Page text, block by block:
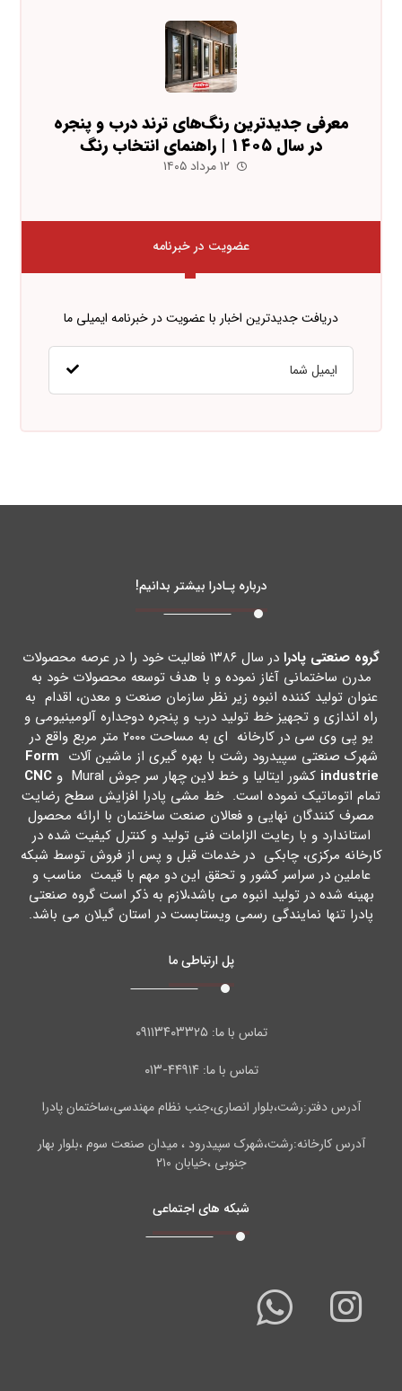
معرفی جدیدترین رنگ‌های ترند درب و پنجره
در سال ۱۴۰۵ | راهنمای انتخاب رنگ
۱۲ مرداد ۱۴۰۵
عضویت در خبرنامه
دریافت جدیدترین اخبار با عضویت در خبرنامه ایمیلی ما
درباره پـادرا بیشتر بدانیم!
گروه صنعتی پادرا
در سال ۱۳۸۶ فعالیت خود را در عرصه محصولات
مدرن ساختمانی آغاز نموده و با هدف توسعه محصولات خود به
عنوان تولید کننده انبوه زیر نظر سازمان صنعت و معدن، اقدام به
راه اندازي و تجهیز خط تولید درب و پنجره دوجداره آلومینیومی و
یو پی وي سی در کارخانه اي به مساحت ۲۰۰۰ متر مربع واقع در
شهرك صنعتی سپیدرود رشت با بهره گیري از ماشین آلات Form
industrie کشور ایتالیا و خط لاین چهار سر جوش Mural و
CNC
تمام اتوماتیک نموده است. خط مشی پادرا افزایش سطح رضایت
مصرف کنندگان نهایی و فعالان صنعت ساختمان با ارائه محصول
استاندارد و با رعایت الزامات فنی تولید و کنترل کیفیت شده در
کارخانه مرکزي، چابکی در خدمات قبل و پس از فروش توسط شبکه
عاملین در سراسر کشور و تحقق این دو مهم با قیمت مناسب و
بهینه شده در تولید انبوه می باشد،لازم به ذکر است گروه صنعتی
پادرا تنها نمایندگی رسمی ویستابست در استان گیلان می باشد.
پل ارتباطی ما
تماس با ما:۰۹۱۱۳۴۰۳۳۲۵
تماس با ما: ۴۴۹۱۴-۰۱۳
آدرس دفتر:رشت،بلوار انصاری،جنب نظام مهندسی،ساختمان پادرا
آدرس کارخانه:رشت،شهرک سپیدرود ، میدان صنعت سوم ،بلوار بهار
جنوبی ،خیابان ۲۱۰
شبکه های اجتماعی